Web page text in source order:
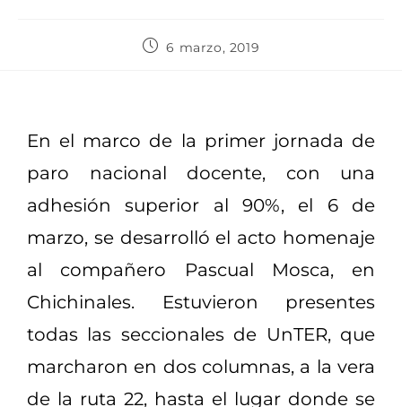
6 marzo, 2019
En el marco de la primer jornada de
paro nacional docente, con una
adhesión superior al 90%, el 6 de
marzo, se desarrolló el acto homenaje
al compañero Pascual Mosca, en
Chichinales. Estuvieron presentes
todas las seccionales de UnTER, que
marcharon en dos columnas, a la vera
de la ruta 22, hasta el lugar donde se